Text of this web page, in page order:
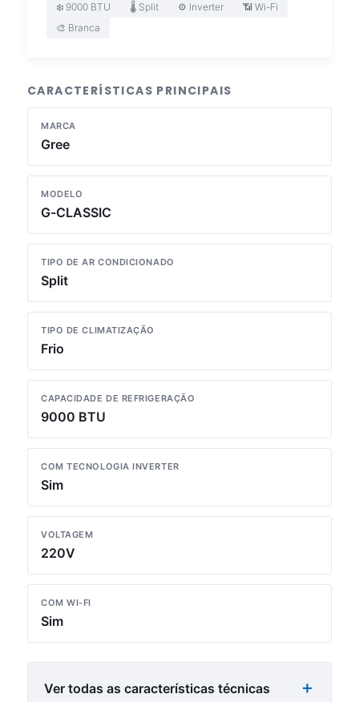
❄️ 9000 BTU 🌡️ Split ⚙️ Inverter
📶 Wi-Fi
🎨 Branca
CARACTERÍSTICAS PRINCIPAIS
MARCA
Gree
MODELO
G-CLASSIC
TIPO DE AR CONDICIONADO
Split
TIPO DE CLIMATIZAÇÃO
Frio
CAPACIDADE DE REFRIGERAÇÃO
9000 BTU
COM TECNOLOGIA INVERTER
Sim
VOLTAGEM
220V
COM WI-FI
Sim
Ver todas as características técnicas